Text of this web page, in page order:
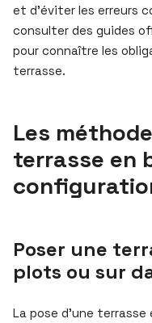
et d’éviter les erreurs
consulter des guides
pour connaître les
terrasse.
Les
terrasse en
Poser une
plots ou sur
La pose d’une